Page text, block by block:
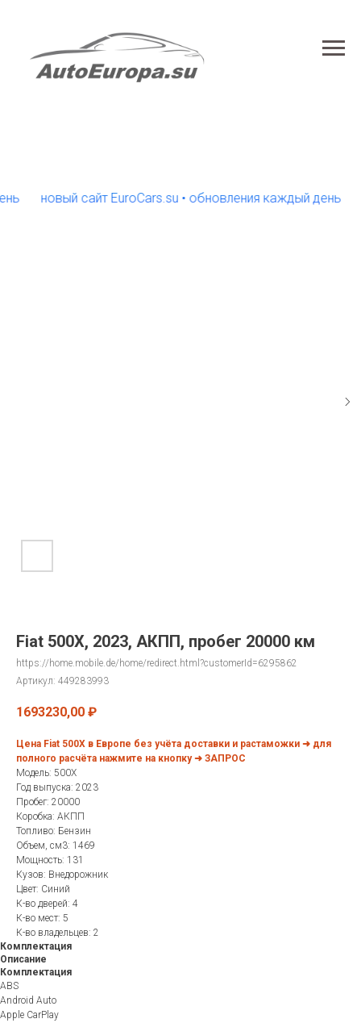
новый сайт EuroCars.su • обновления каждый день
Fiat 500X, 2023, АКПП, пробег 20000 км
https://home.mobile.de/home/redirect.html?customerId=6295862
Артикул: 449283993
1693230,00 ₽
Цена Fiat 500X в Европе без учёта доставки и растаможки ➜ для
полного расчёта нажмите на кнопку ➜ ЗАПРОС
Модель: 500X
Год выпуска: 2023
Пробег: 20000
Коробка: АКПП
Топливо: Бензин
Объем, см3: 1469
Мощность: 131
Кузов: Внедорожник
Цвет: Синий
К-во дверей: 4
К-во мест: 5
К-во владельцев: 2
Комплектация
Описание
Комплектация
ABS
Android Auto
Apple CarPlay